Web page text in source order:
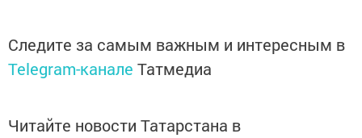
Следите за самым важным и интересным в
Telegram-канале Татмедиа
Читайте новости Татарстана в